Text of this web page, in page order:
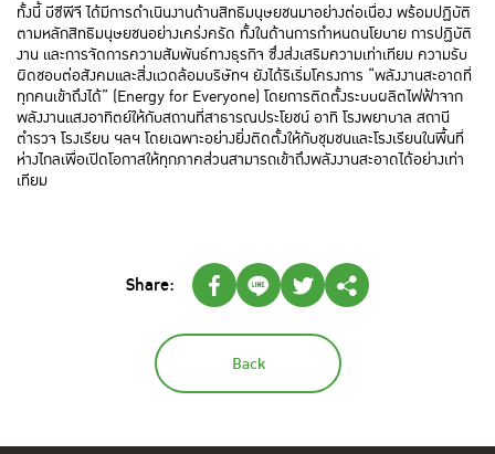
ทั้งนี้ บีซีพีจี ได้มีการดำเนินงานด้านสิทธิมนุษยชนมาอย่างต่อเนื่อง พร้อมปฏิบัติ
ตามหลักสิทธิมนุษยชนอย่างเคร่งครัด ทั้งในด้านการกำหนดนโยบาย การปฏิบัติ
งาน และการจัดการความสัมพันธ์ทางธุรกิจ ซึ่งส่งเสริมความเท่าเทียม ความรับ
ผิดชอบต่อสังคมและสิ่งแวดล้อมบริษัทฯ ยังได้ริเริ่มโครงการ “พลังงานสะอาดที่
ทุกคนเข้าถึงได้” (Energy for Everyone) โดยการติดตั้งระบบผลิตไฟฟ้าจาก
พลังงานแสงอาทิตย์ให้กับสถานที่สาธารณประโยชน์ อาทิ โรงพยาบาล สถานี
ตำรวจ โรงเรียน ฯลฯ โดยเฉพาะอย่างยิ่งติดตั้งให้กับชุมชนและโรงเรียนในพื้นที่
ห่างไกลเพื่อเปิดโอกาสให้ทุกภาคส่วนสามารถเข้าถึงพลังงานสะอาดได้อย่างเท่า
เทียม
Back
Share: